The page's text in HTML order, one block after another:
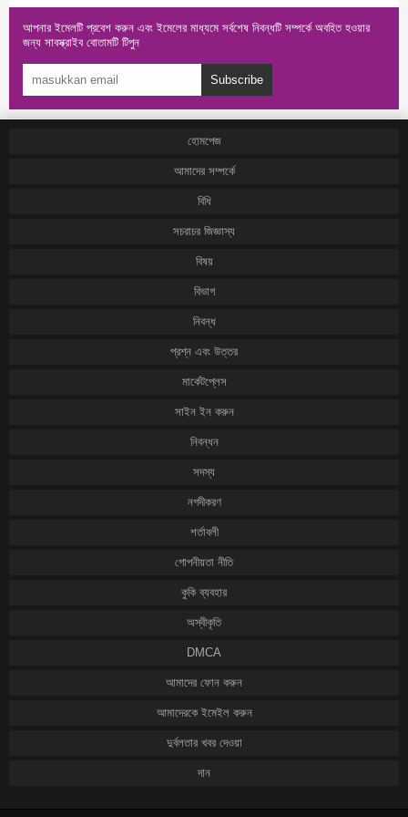
আপনার ইমেলটি প্রবেশ করুন এবং ইমেলের মাধ্যমে সর্বশেষ নিবন্ধটি সম্পর্কে অবহিত হওয়ার
জন্য সাবস্ক্রাইব বোতামটি টিপুন
Subscribe
হোমপেজ
আমাদের সম্পর্কে
বিধি
সচরাচর জিজ্ঞাস্য
বিষয়
বিভাগ
নিবন্ধ
প্রশ্ন এবং উত্তর
মার্কেটপ্লেস
সাইন ইন করুন
নিবন্ধন
সদস্য
নগদীকরণ
শর্তাবলী
গোপনীয়তা নীতি
কুকি ব্যবহার
অস্বীকৃতি
DMCA
আমাদের ফোন করুন
আমাদেরকে ইমেইল করুন
দুর্বলতার খবর দেওয়া
দান